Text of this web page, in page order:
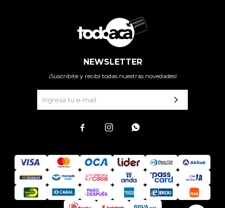
NEWSLETTER
¡Suscribite y recibí todas nuestras novedades!
  